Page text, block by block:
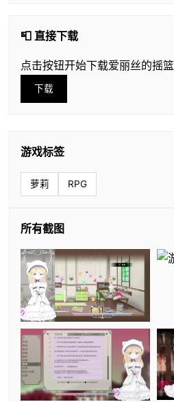
📮 直接下载
点击按钮开始下载爱丽丝的摇
下载
游戏标签
萝莉 RPG
所有截图